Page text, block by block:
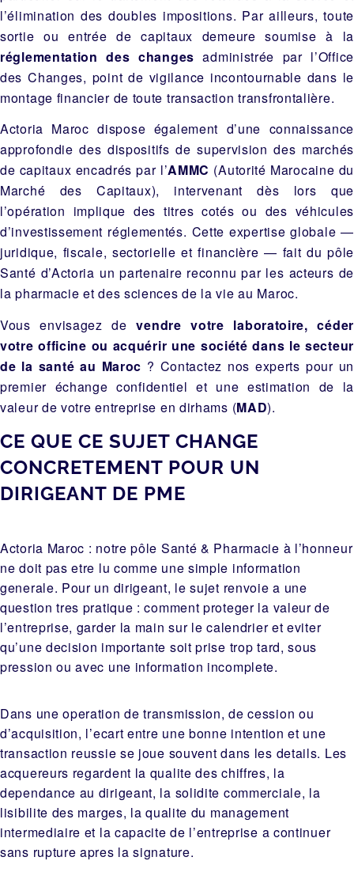
l’élimination des doubles impositions. Par ailleurs, toute
sortie ou entrée de capitaux demeure soumise à la
réglementation des changes administrée par l’Office
des Changes, point de vigilance incontournable dans le
montage financier de toute transaction transfrontalière.
Actoria Maroc dispose également d’une connaissance
approfondie des dispositifs de supervision des marchés
de capitaux encadrés par l’AMMC (Autorité Marocaine du
Marché des Capitaux), intervenant dès lors que
l’opération implique des titres cotés ou des véhicules
d’investissement réglementés. Cette expertise globale —
juridique, fiscale, sectorielle et financière — fait du pôle
Santé d’Actoria un partenaire reconnu par les acteurs de
la pharmacie et des sciences de la vie au Maroc.
Vous envisagez devendre votre laboratoire, céder
votre officine ou acquérir une société dans le secteur
de la santé au Maroc ? Contactez nos experts pour un
premier échange confidentiel et une estimation de la
valeur de votre entreprise en dirhams (MAD).
CE QUE CE SUJET CHANGE
CONCRETEMENT POUR UN
DIRIGEANT DE PME
Actoria Maroc : notre pôle Santé & Pharmacie à l’honneur
ne doit pas etre lu comme une simple information
generale. Pour un dirigeant, le sujet renvoie a une
question tres pratique : comment proteger la valeur de
l’entreprise, garder la main sur le calendrier et eviter
qu’une decision importante soit prise trop tard, sous
pression ou avec une information incomplete.
Dans une operation de transmission, de cession ou
d’acquisition, l’ecart entre une bonne intention et une
transaction reussie se joue souvent dans les details. Les
acquereurs regardent la qualite des chiffres, la
dependance au dirigeant, la solidite commerciale, la
lisibilite des marges, la qualite du management
intermediaire et la capacite de l’entreprise a continuer
sans rupture apres la signature.